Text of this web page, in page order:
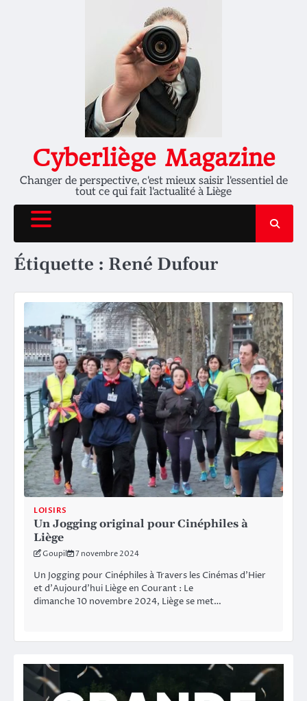
Cyberliège Magazine
Changer de perspective, c'est mieux saisir l'essentiel de
tout ce qui fait l'actualité à Liège
Étiquette : René Dufour
LOISIRS
Un Jogging original pour Cinéphiles à
Liège
Goupil 7 novembre 2024
Un Jogging pour Cinéphiles à Travers les Cinémas d’Hier
et d’Aujourd’hui Liège en Courant : Le
dimanche 10 novembre 2024, Liège se met…